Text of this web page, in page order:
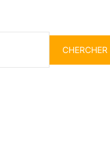
CHERCHER